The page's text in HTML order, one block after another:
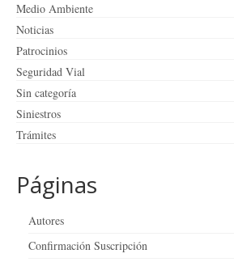
Medio Ambiente
Noticias
Patrocinios
Seguridad Vial
Sin categoría
Siniestros
Trámites
Páginas
Autores
Confirmación Suscripción